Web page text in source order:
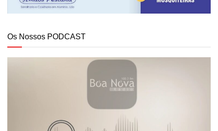
Os Nossos PODCAST